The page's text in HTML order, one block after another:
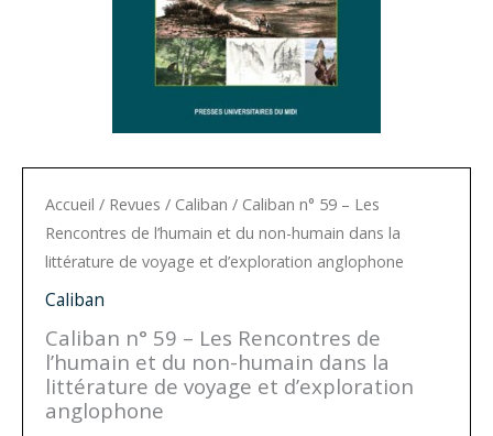
Accueil / Revues / Caliban / Caliban n° 59 – Les
Rencontres de l’humain et du non-humain dans la
littérature de voyage et d’exploration anglophone
Caliban
Caliban n° 59 – Les Rencontres de
l’humain et du non-humain dans la
littérature de voyage et d’exploration
anglophone